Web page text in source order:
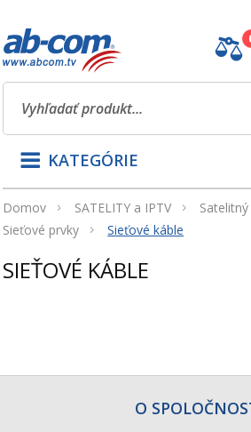
KATEGÓRIE
Domov SATELITY a IPTV
Sieťové prvky
Sieťové káble
SIEŤOVÉ KÁBLE
O